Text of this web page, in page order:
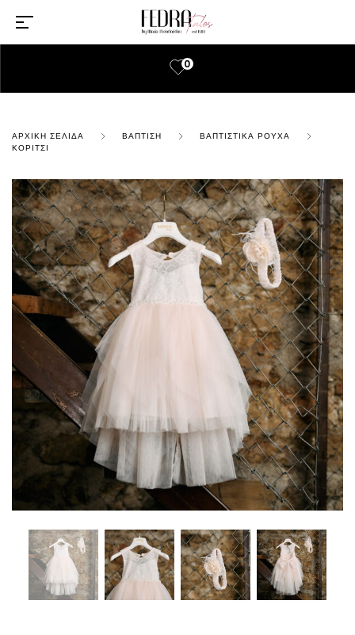
0
ΑΡΧΙΚΉ ΣΕΛΊΔΑ ΒΆΠΤΙΣΗ
ΒΑΠΤΙΣΤΙΚΆ ΡΟΎΧΑ
ΚΟΡΊΤΣΙ